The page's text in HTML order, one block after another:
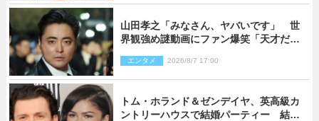
山田孝之「みなさん、ヤバいです」 世
界観強め謎動画にファン爆笑「天才だ
エンタメ 2026/8/7 17:00
トム・ホランド＆ゼンデイヤ、英高級カ
ントリーハウスで結婚パーティー 結婚